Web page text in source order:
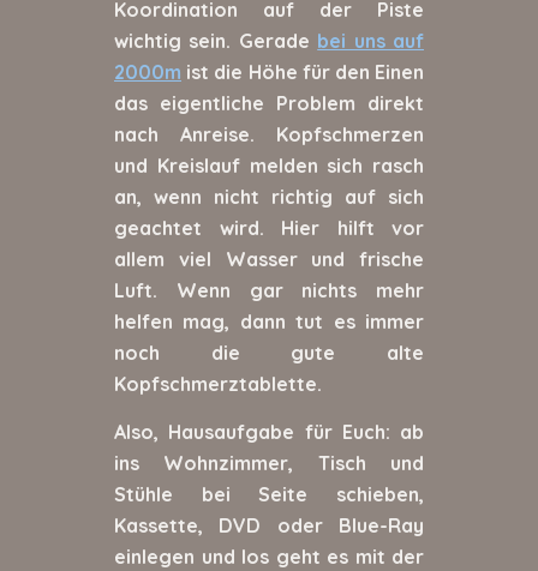
Koordination auf der Piste
wichtig sein. Gerade bei uns auf
2000m ist die Höhe für den Einen
das eigentliche Problem direkt
nach Anreise. Kopfschmerzen
und Kreislauf melden sich rasch
an, wenn nicht richtig auf sich
geachtet wird. Hier hilft vor
allem viel Wasser und frische
Luft. Wenn gar nichts mehr
helfen mag, dann tut es immer
noch die gute alte
Kopfschmerztablette.
Also, Hausaufgabe für Euch: ab
ins Wohnzimmer, Tisch und
Stühle bei Seite schieben,
Kassette, DVD oder Blue-Ray
einlegen und los geht es mit der